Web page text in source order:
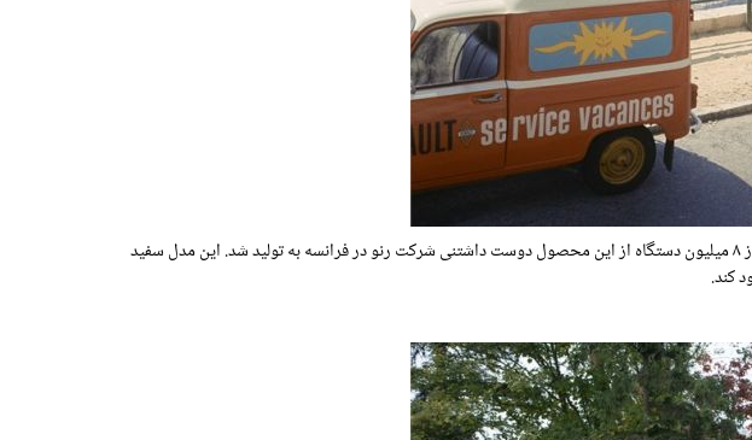
رنو ۴ که یکی از بزرک ترین دستاوردهای صنعت خودرو سازی لقب گرفته است در سال ۱۹۶۱ متولد شد. تا سال ۱۹۹۲ بیش از ۸ میلیون دستگاه از این محصول دوست داشتنی شرکت رنو در فرانسه به تولید شد. این مدل سفید